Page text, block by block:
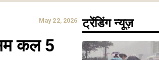
May 22, 2026
कल 5
ट्रेंडिंग न्यूज़